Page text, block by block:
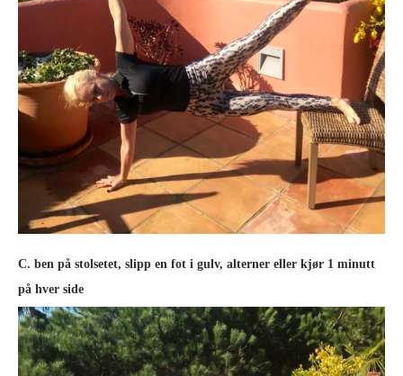
C. ben på stolsetet, slipp en fot i gulv, alterner eller kjør 1 minutt
på hver side